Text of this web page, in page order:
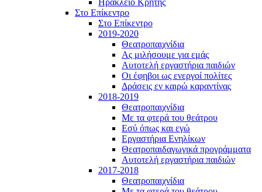
Ηράκλειο Κρήτης
Στο Επίκεντρο
Στο Επίκεντρο
2019-2020
Θεατροπαιχνίδια
Ας μιλήσουμε για εμάς
Αυτοτελή εργαστήρια παιδιών
Οι έφηβοι ως ενεργοί πολίτες
Δράσεις εν καιρώ καραντίνας
2018-2019
Θεατροπαιχνίδια
Με τα φτερά του θεάτρου
Εσύ όπως και εγώ
Εργαστήρια Ενηλίκων
Θεατροπαιδαγωγικά προγράμματα
Αυτοτελή εργαστήρια παιδιών
2017-2018
Θεατροπαιχνίδια